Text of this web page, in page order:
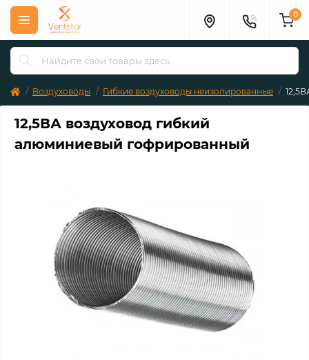
0
Воздуховоды Гибкие воздуховоды неизолированные
12,5ВА воздуховод гибкий
алюминиевый гофрированный